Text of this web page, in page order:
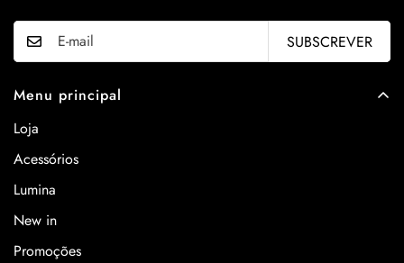
SUBSCREVER
Menu principal
Loja
Acessórios
Lumina
New in
Promoções